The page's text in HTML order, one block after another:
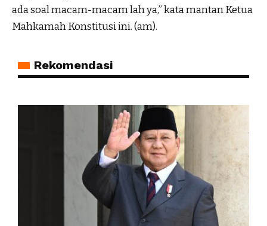
ada soal macam-macam lah ya,” kata mantan Ketua
Mahkamah Konstitusi ini. (am).
Rekomendasi